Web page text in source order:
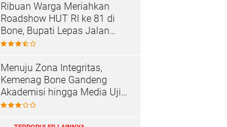
Ribuan Warga Meriahkan
Roadshow HUT RI ke 81 di
Bone, Bupati Lepas Jalan
Santai
Menuju Zona Integritas,
Kemenag Bone Gandeng
Akademisi hingga Media Uji
Standar Pelayanan